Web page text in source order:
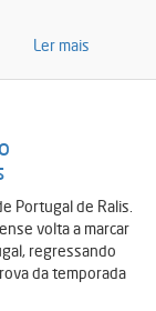
Ler mais
Portugal de Ralis.
volta a marcar
regressando
da temporada